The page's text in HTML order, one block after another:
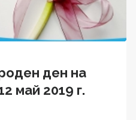
ден на
май 2019 г.